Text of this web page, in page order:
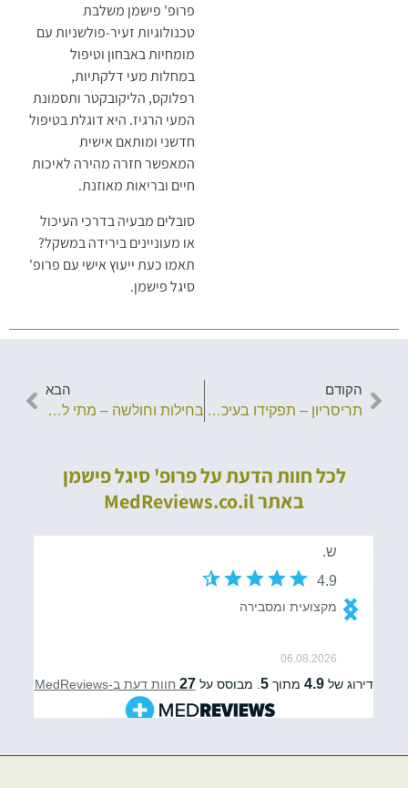
פרופ' פישמן משלבת
טכנולוגיות זעיר-פולשניות עם
מומחיות באבחון וטיפול
במחלות מעי דלקתיות,
רפלוקס, הליקובקטר ותסמונת
המעי הרגיז. היא דוגלת בטיפול
חדשני ומותאם אישית
המאפשר חזרה מהירה לאיכות
חיים ובריאות מאוזנת.
סובלים מבעיה בדרכי העיכול
או מעוניינים בירידה במשקל?
תאמו כעת ייעוץ אישי עם פרופ'
סיגל פישמן.
הקודם
תריסריון – תפקידו בעיכול, מחלות נפוצות ודרכי אבחון
הבא
בחילות וחולשה – מתי לפנות לבדיקה רפואית?
לכל חוות הדעת על פרופ' סיגל פישמן
באתר MedReviews.co.il